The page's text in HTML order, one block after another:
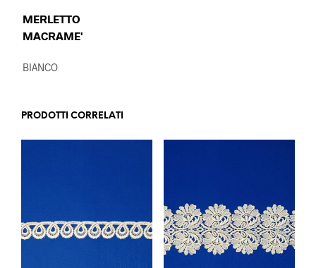
MERLETTO
MACRAME'
BIANCO
PRODOTTI CORRELATI